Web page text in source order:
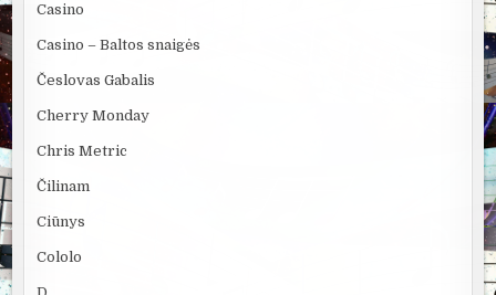
Casino
Casino – Baltos snaigės
Česlovas Gabalis
Cherry Monday
Chris Metric
Čilinam
Ciūnys
Cololo